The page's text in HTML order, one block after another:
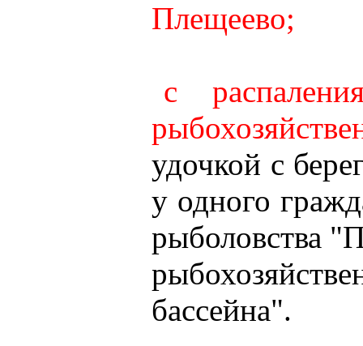
Плещеево;
с
удочкой с
у одного
рыболовства
бассейна".